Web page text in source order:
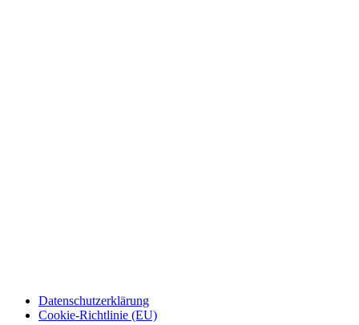
Datenschutzerklärung
Cookie-Richtlinie (EU)